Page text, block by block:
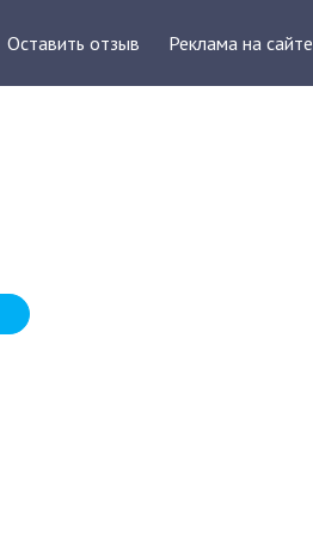
Оставить отзыв Реклама на сайте